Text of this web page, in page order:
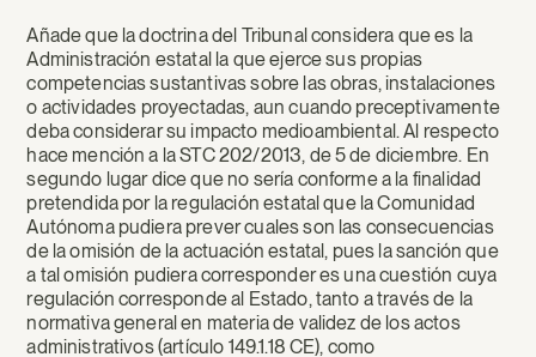
Añade que la doctrina del Tribunal considera que es la
Administración estatal la que ejerce sus propias
competencias sustantivas sobre las obras, instalaciones
o actividades proyectadas, aun cuando preceptivamente
deba considerar su impacto medioambiental. Al respecto
hace mención a la STC 202/2013, de 5 de diciembre. En
segundo lugar dice que no sería conforme a la finalidad
pretendida por la regulación estatal que la Comunidad
Autónoma pudiera prever cuales son las consecuencias
de la omisión de la actuación estatal, pues la sanción que
a tal omisión pudiera corresponder es una cuestión cuya
regulación corresponde al Estado, tanto a través de la
normativa general en materia de validez de los actos
administrativos (artículo 149.1.18 CE), como